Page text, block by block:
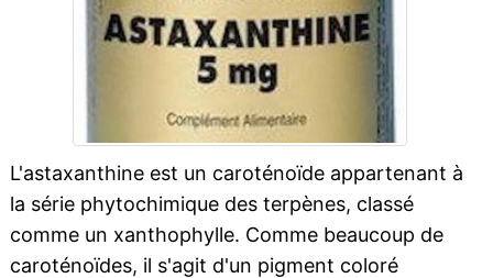
L'astaxanthine est un caroténoïde appartenant à
la série phytochimique des terpènes, classé
comme un xanthophylle. Comme beaucoup de
caroténoïdes, il s'agit d'un pigment coloré